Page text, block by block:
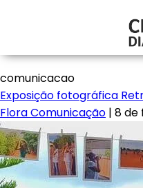
comunicacao
Exposição fotográfica
Flora Comunicação | 8 de